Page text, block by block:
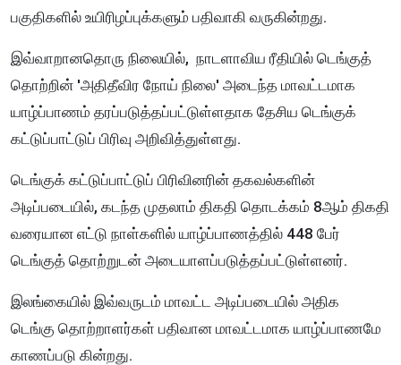
பகுதிகளில் உயிரிழப்புக்களும் பதிவாகி வருகின்றது.
இவ்வாறானதொரு நிலையில், நாடளாவிய ரீதியில் டெங்குத்
தொற்றின் 'அதிதீவிர நோய் நிலை' அடைந்த மாவட்டமாக
யாழ்ப்பாணம் தரப்படுத்தப்பட்டுள்ளதாக தேசிய டெங்குக்
கட்டுப்பாட்டுப் பிரிவு அறிவித்துள்ளது.
டெங்குக் கட்டுப்பாட்டுப் பிரிவினரின் தகவல்களின்
அடிப்படையில், கடந்த முதலாம் திகதி தொடக்கம் 8ஆம் திகதி
வரையான எட்டு நாள்களில் யாழ்ப்பாணத்தில் 448 பேர்
டெங்குத் தொற்றுடன் அடையாளப்படுத்தப்பட்டுள்ளனர்.
இலங்கையில் இவ்வருடம் மாவட்ட அடிப்படையில் அதிக
டெங்கு தொற்றாளர்கள் பதிவான மாவட்டமாக யாழ்ப்பாணமே
காணப்படு கின்றது.